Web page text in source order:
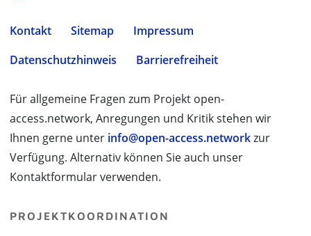
Kontakt Sitemap
Impressum
Datenschutzhinweis
Barrierefreiheit
Für allgemeine Fragen zum Projekt open-
access.network, Anregungen und Kritik stehen wir
Ihnen gerne unter info@open-access.networkzur
Verfügung. Alternativ können Sie auch unser
Kontaktformular verwenden.
PROJEKTKOORDINATION